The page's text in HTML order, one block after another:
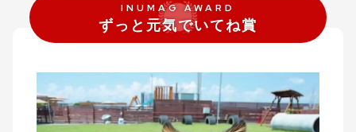
ずっと元気でいてね